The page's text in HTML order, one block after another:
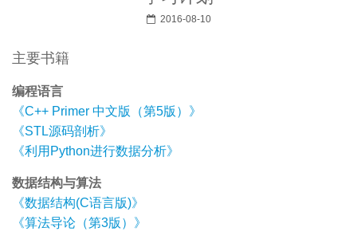
2016-08-10
主要书籍
编程语言
《C++ Primer 中文版（第5版）》
《STL源码剖析》
《利用Python进行数据分析》
数据结构与算法
《数据结构(C语言版)》
《算法导论（第3版）》